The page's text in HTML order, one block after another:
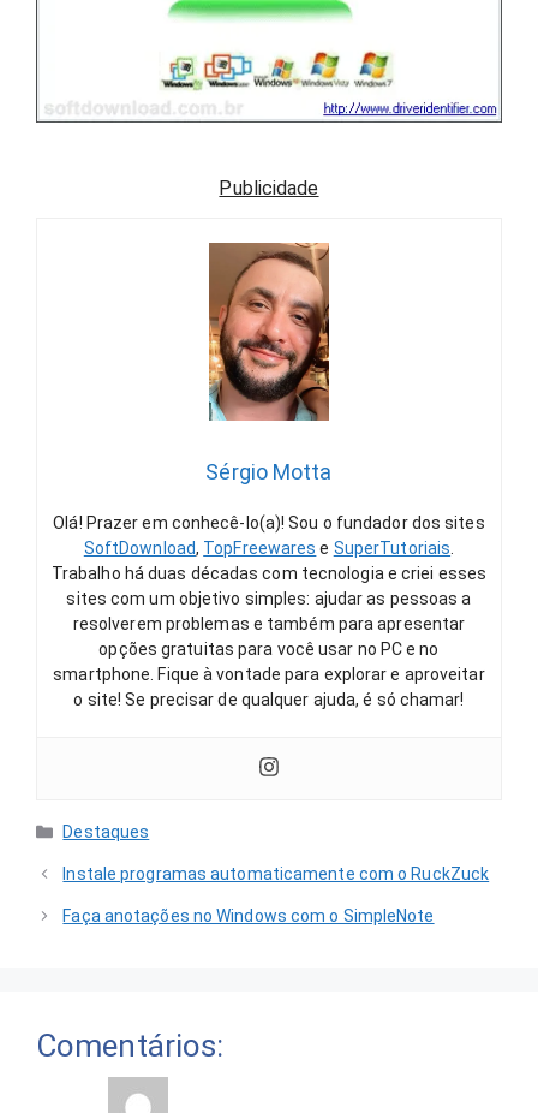
Publicidade
Sérgio Motta
Olá! Prazer em conhecê-lo(a)! Sou o fundador dos sites
SoftDownload, TopFreewares e SuperTutoriais
Trabalho há duas décadas com tecnologia e criei esses
sites com um objetivo simples: ajudar as pessoas a
resolverem problemas e também para apresentar
opções gratuitas para você usar no PC e no
smartphone. Fique à vontade para explorar e aproveitar
o site! Se precisar de qualquer ajuda, é só chamar!
Categorias
Destaques
Instale programas automaticamente com o RuckZuck
Faça anotações no Windows com o SimpleNote
Comentários: